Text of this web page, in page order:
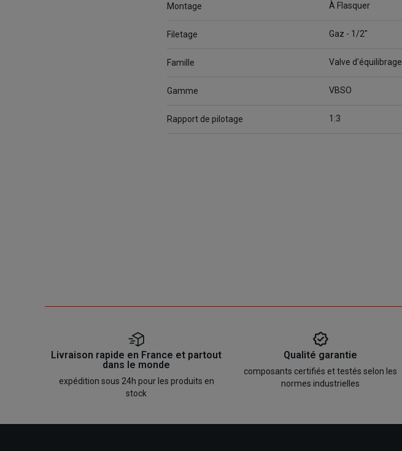
Montage À Flasquer
Filetage Gaz - 1/2"
Famille Valve d'équilibrage
Gamme VBSO
Rapport de pilotage 1:3
Livraison rapide en France et partout
dans le monde
expédition sous 24h pour les produits en
stock
Qualité garantie
composants certifiés et testés selon les
normes industrielles